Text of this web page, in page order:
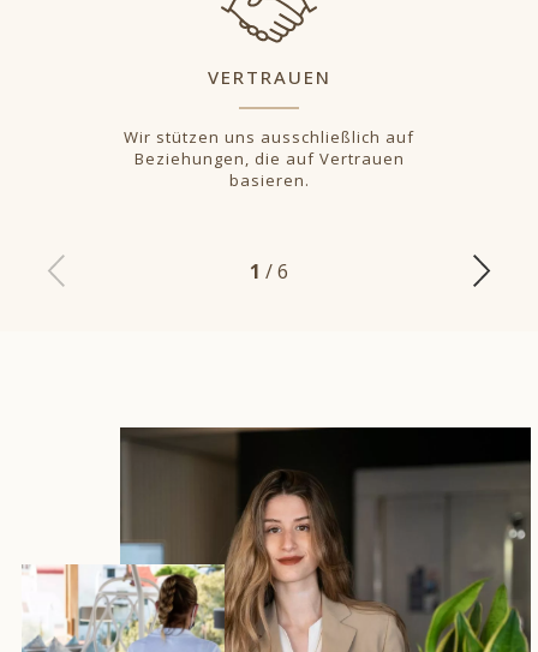
VERTRAUEN
Wir stützen uns ausschließlich auf
Beziehungen, die auf Vertrauen
basieren.
1 / 6